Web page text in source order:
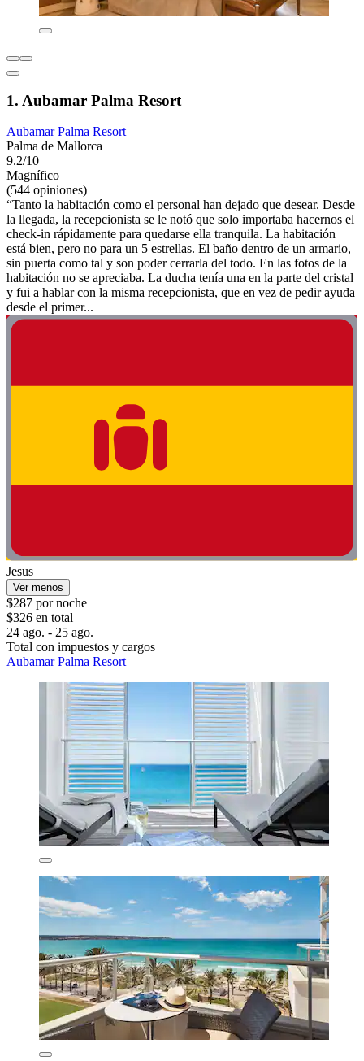
1. Aubamar Palma Resort
Aubamar Palma Resort
Palma de Mallorca
9.2/10
Magnífico
(544 opiniones)
“Tanto la habitación como el personal han dejado que desear. Desde
la llegada, la recepcionista se le notó que solo importaba hacernos el
check-in rápidamente para quedarse ella tranquila. La habitación
está bien, pero no para un 5 estrellas. El baño dentro de un armario,
sin puerta como tal y son poder cerrarla del todo. En las fotos de la
habitación no se apreciaba. La ducha tenía una en la parte del cristal
y fui a hablar con la misma recepcionista, que en vez de pedir ayuda
desde el primer...
Jesus
Ver menos
$287 por noche
$326 en total
24 ago. - 25 ago.
Total con impuestos y cargos
Aubamar Palma Resort